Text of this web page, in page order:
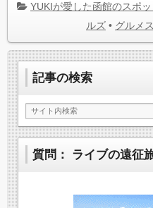
YUKIが愛した函館のスポッ
ルズ • グルメ
記事の検索
質問： ライブの遠征